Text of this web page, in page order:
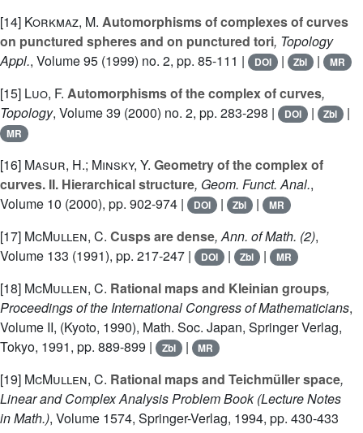
[14] Korkmaz, M. Automorphisms of complexes of curves
on punctured spheres and on punctured tori, Topology
Appl., Volume 95 (1999) no. 2, pp. 85-111 | DOI | Zbl | MR
[15] Luo, F. Automorphisms of the complex of curves,
Topology, Volume 39 (2000) no. 2, pp. 283-298 | DOI | Zbl |
MR
[16] Masur, H.; Minsky, Y. Geometry of the complex of
curves. II. Hierarchical structure, Geom. Funct. Anal.,
Volume 10 (2000), pp. 902-974 | DOI | Zbl | MR
[17] McMullen, C. Cusps are dense, Ann. of Math. (2),
Volume 133 (1991), pp. 217-247 | DOI | Zbl | MR
[18] McMullen, C. Rational maps and Kleinian groups,
Proceedings of the International Congress of Mathematicians,
Volume II, (Kyoto, 1990), Math. Soc. Japan, Springer Verlag,
Tokyo, 1991, pp. 889-899 |
Zbl | MR
[19] McMullen, C. Rational maps and Teichmüller space,
Linear and Complex Analysis Problem Book(Lecture Notes
in Math.), Volume 1574, Springer-Verlag, 1994, pp. 430-433